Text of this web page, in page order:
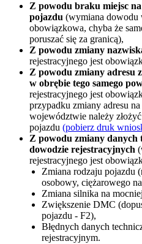
Z powodu braku miejsc
pojazdu (wymiana dowodu
obowiązkowa, chyba że
poruszać się za granicą),
Z powodu zmiany
rejestracyjnego jest
Z powodu zmiany adresu
w obrębie tego samego
rejestracyjnego jest
przypadku zmiany adresu
województwie należy
pojazdu (pobierz druk
Z powodu zmiany danych
dowodzie rejestracyjnych
rejestracyjnego jest
Zmiana rodzaju pojazdu
osobowy, ciężarowego
Zmiana silnika na
Zwiększenie DMC
pojazdu - F2),
Błędnych danych
rejestracyjnym.